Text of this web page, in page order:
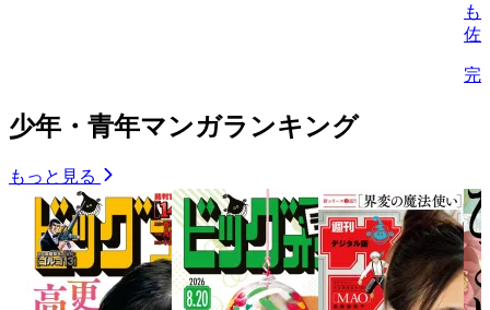
も
佐
完
少年・青年マンガランキング
もっと見る